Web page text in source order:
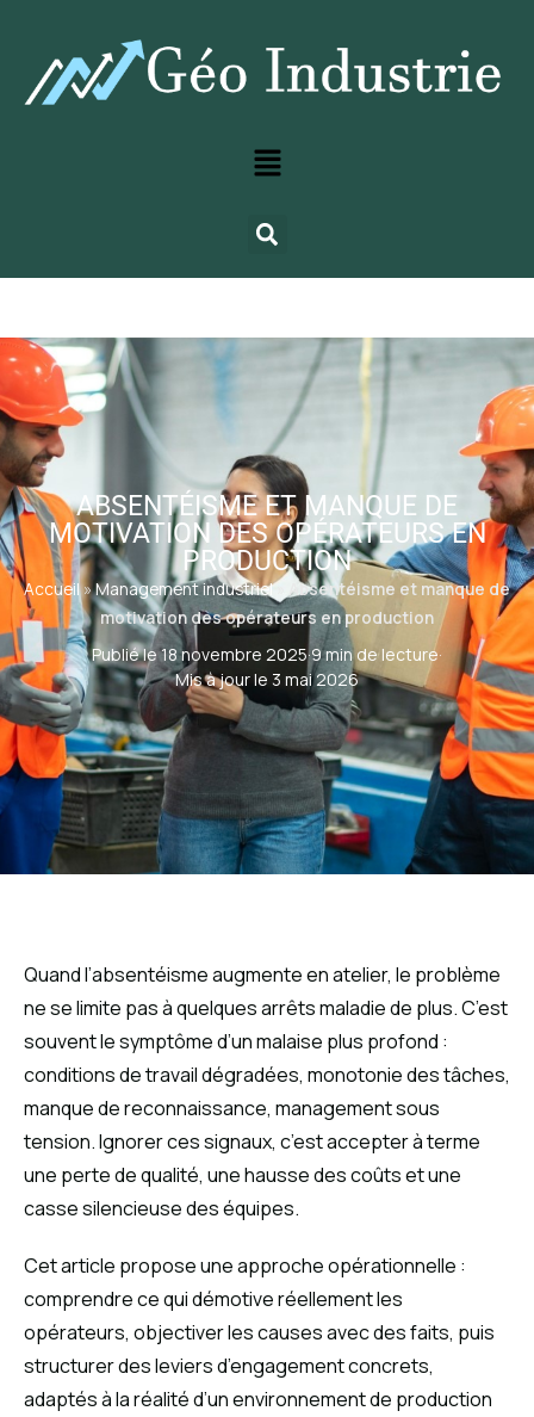
ABSENTÉISME ET MANQUE DE
MOTIVATION DES OPÉRATEURS EN
PRODUCTION
Accueil»Management industriel»
Absentéisme et manque de
motivation des opérateurs en production
Publié le 18 novembre 2025·9 min de lecture·
Mis à jour le 3 mai 2026
Quand l’absentéisme augmente en atelier, le problème
ne se limite pas à quelques arrêts maladie de plus. C’est
souvent le symptôme d’un malaise plus profond :
conditions de travail dégradées, monotonie des tâches,
manque de reconnaissance, management sous
tension. Ignorer ces signaux, c’est accepter à terme
une perte de qualité, une hausse des coûts et une
casse silencieuse des équipes.
Cet article propose une approche opérationnelle :
comprendre ce qui démotive réellement les
opérateurs, objectiver les causes avec des faits, puis
structurer des leviers d’engagement concrets,
adaptés à la réalité d’un environnement de production